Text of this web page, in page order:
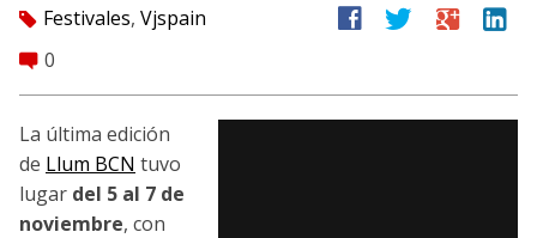
Contacto
Entrar
Crear Cuenta
tag Festivales, Vjspain
comment 0
facebook twitter google linkedin
La última edición
de Llum BCN tuvo
lugar del 5 al 7 de
noviembre, con